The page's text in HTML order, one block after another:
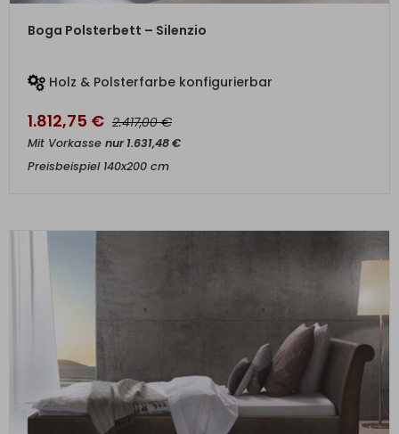
ZUM PRODUKT
Boga Polsterbett – Silenzio
Holz & Polsterfarbe konfigurierbar
1.812,75 € 2.417,00€
Mit Vorkasse nur1.631,48€
Preisbeispiel 140x200 cm